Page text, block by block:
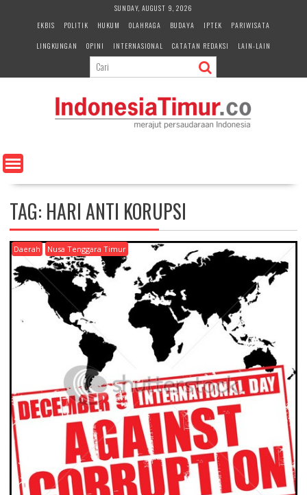
e
n
SUNDAY, AUGUST 9, 2026
EKBIS
POLITIK HUKUM OLAHRAGA BUDAYA IPTEK
PARIWISATA
LINGKUNGAN
OPINI INTERNASIONAL CATATAN REDAKSI LAIN-LAIN
TAG: HARI ANTI KORUPSI
Daerah Nusa Tenggara Timur